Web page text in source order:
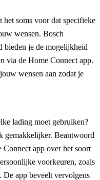
soms voor dat specifieke
wensen. Bosch
bieden je de mogelijkheid
via de Home Connect app.
wensen aan zodat je
lading moet gebruiken?
gemakkelijker. Beantwoord
Connect app over het soort
voorkeuren, zoals
De app beveelt vervolgens